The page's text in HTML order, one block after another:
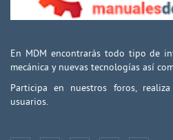
En MDM encontrarás todo tipo de
mecánica y nuevas tecnologías así
Participa en nuestros foros,
usuarios.